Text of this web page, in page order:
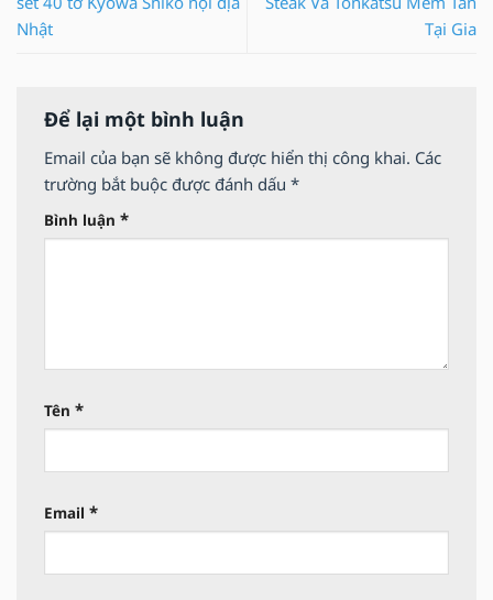
Nhật
Tại Gia
Để lại một bình luận
Email của bạn sẽ không được hiển thị công khai. Các
trường bắt buộc được đánh dấu *
Bình luận *
Tên *
Email *